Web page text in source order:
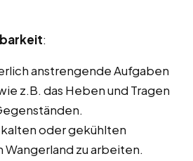
:
anstrengende Aufgaben
z.B. das Heben und Tragen
oder gekühlten
zu arbeiten.